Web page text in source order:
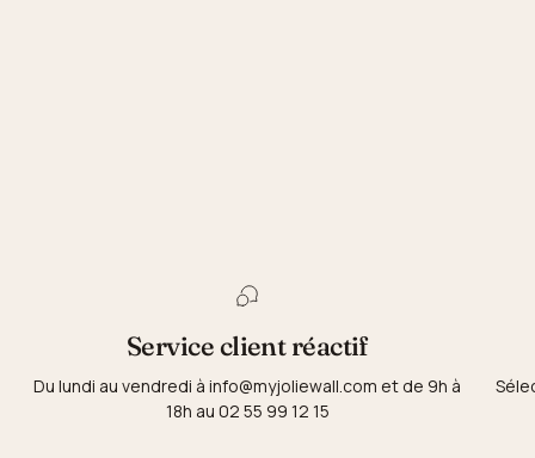
Service client réactif
Du lundi au vendredi à info@myjoliewall.com et de 9h à
18h au 02 55 99 12 15